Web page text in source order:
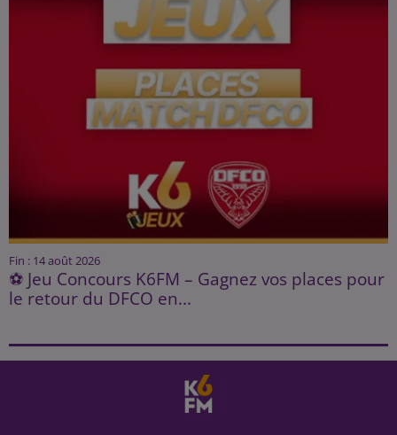
Fin : 14 août 2026
⚽ Jeu Concours K6FM – Gagnez vos places pour
le retour du DFCO en...